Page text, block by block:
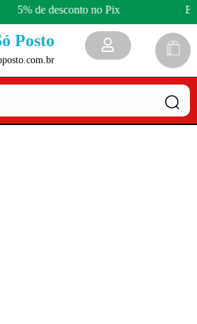
5% de desconto no Pix
Posto